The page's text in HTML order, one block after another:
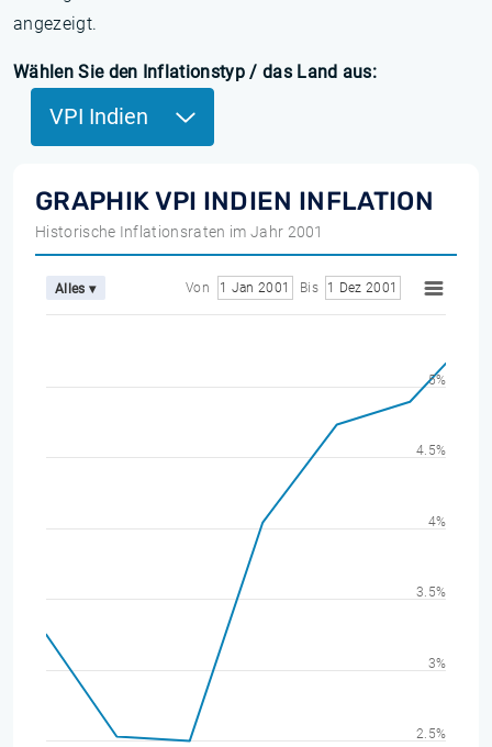
angezeigt.
Wählen Sie den Inflationstyp / das Land aus:
VPI Indien
GRAPHIK VPI INDIEN INFLATION
Historische Inflationsraten im Jahr 2001
Alles ▾ Von 1 Jan 2001 Bis 1 Dez 2001
2.5%
3%
3.5%
4%
4.5%
5%